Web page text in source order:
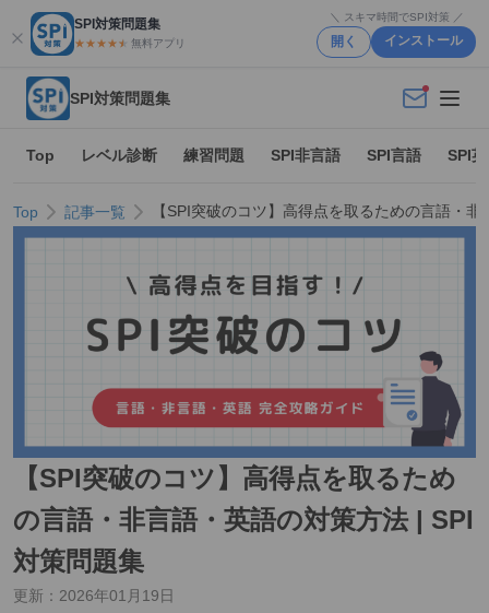
SPI対策問題集
★★★★★★ 無料アプリ
＼ スキマ時間でSPI対策 ／
開く インストール
SPI対策問題集
Top レベル診断 練習問題 SPI非言語 SPI言語 SPI
Top 記事一覧 【SPI突破のコツ】高得点を取るための言語・
【SPI突破のコツ】高得点を取るため
の言語・非言語・英語の対策方法 | SPI
対策問題集
更新： 2026年01月19日